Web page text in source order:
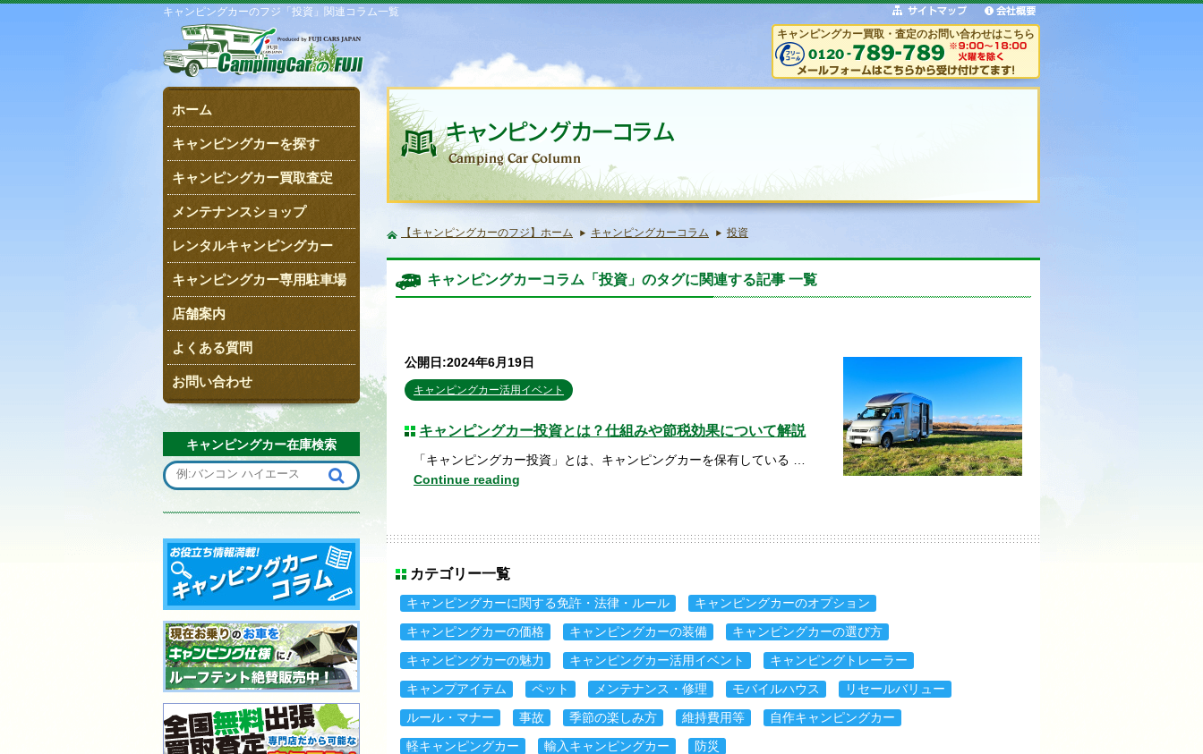
キャンピングカーのフジ「投資」関連コラム一覧
キャンピングカー買取・査定のお問い合わせはこちら
【キャンピングカーのフジ】ホーム キャンピングカーコラム 投資
キャンピングカーコラム「投資」のタグに関連する記事 一覧
公開日:2024年6月19日
キャンピングカー活用イベント
キャンピングカー投資とは？仕組みや節税効果について解説
「キャンピングカー投資」とは、キャンピングカーを保有している …
Continue reading
カテゴリー一覧
キャンピングカーに関する免許・法律・ルール キャンピングカーのオプション
キャンピングカーの価格 キャンピングカーの装備 キャンピングカーの選び方
キャンピングカーの魅力 キャンピングカー活用イベント キャンピングトレーラー
キャンプアイテム ペット メンテナンス・修理 モバイルハウス リセールバリュー
ルール・マナー 事故 季節の楽しみ方 維持費用等 自作キャンピングカー
軽キャンピングカー 輸入キャンピングカー 防災
ホーム
キャンピングカーを探す
キャンピングカー買取査定
メンテナンスショップ
レンタルキャンピングカー
キャンピングカー専用駐車場
店舗案内
よくある質問
お問い合わせ
キャンピングカー在庫検索